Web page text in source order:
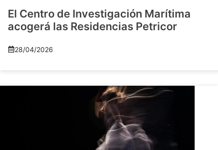
El Centro de Investigación Marítima
acogerá las Residencias Petricor
28/04/2026